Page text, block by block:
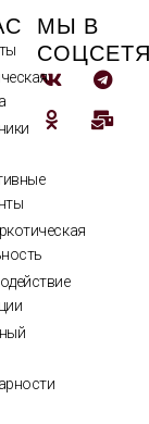
МЫ В